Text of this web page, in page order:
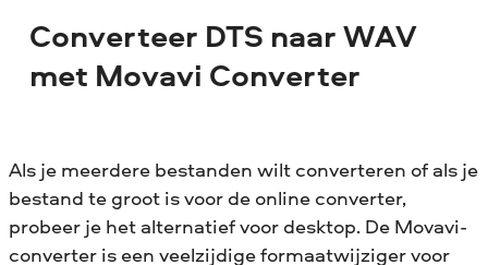
Converteer DTS naar WAV
met Movavi Converter
Als je meerdere bestanden wilt converteren of als je
bestand te groot is voor de online converter,
probeer je het alternatief voor desktop. De Movavi-
converter is een veelzijdige formaatwijziger voor